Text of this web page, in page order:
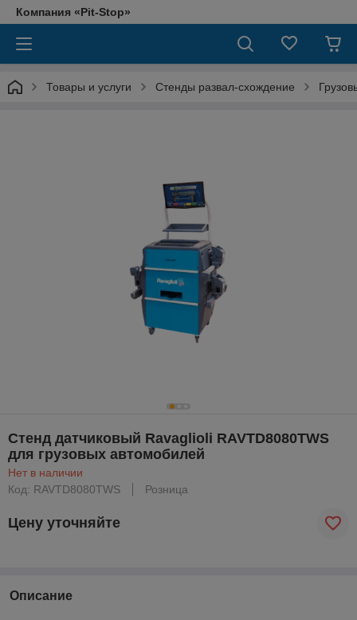
Компания «Pit-Stop»
Товары и услуги Стенды развал-схождение
Стенд датчиковый Ravaglioli RAVTD8080TWS
для грузовых автомобилей
Нет в наличии
Код: RAVTD8080TWS
Розница
Цену уточняйте
Описание